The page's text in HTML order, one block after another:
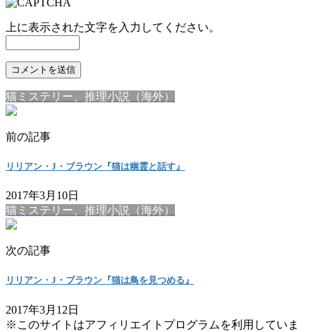
上に表示された文字を入力してください。
猫ミステリー、推理小説（海外）
前の記事
リリアン・J・ブラウン『猫は幽霊と話す』
2017年3月10日
猫ミステリー、推理小説（海外）
次の記事
リリアン・J・ブラウン『猫は鳥を見つめる』
2017年3月12日
※このサイトはアフィリエイトプログラムを利用していま